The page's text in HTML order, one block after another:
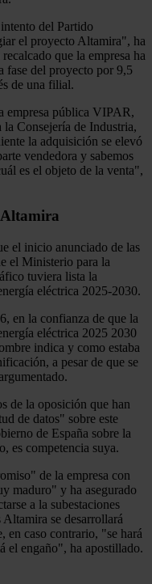
del Partido
el proyecto Altamira", ha
que la empresa ha
fase del proyecto por 9,5
de una filial.
empresa pública VIPAR,
Consejería de Industria,
la adquisición se elevó
vendedora y sabemos
es el objeto de la venta",
Altamira
el inicio anunciado de las
el Ministerio para la
tuviera lista la
eléctrica 2025-2030.
en la confianza de que la
eléctrica 2025 2030
indica y como estaba
a pesar de que se
de la oposición que han
de datos" sobre este
de España sobre la
es competencia suya.
de la empresa con
maduro" y ha asegurado
a la subestaciones
Altamira se desarrollará
en caso contrario, "se hará
el engaño", ha apostillado.